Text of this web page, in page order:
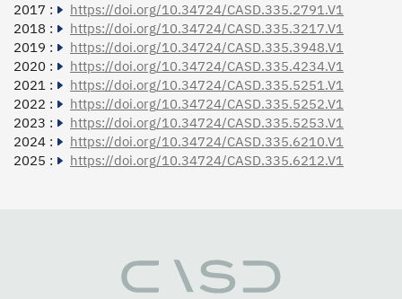
2017 :
https://doi.org/10.34724/CASD.335.2791.V1
2018 :
https://doi.org/10.34724/CASD.335.3217.V1
2019 :
https://doi.org/10.34724/CASD.335.3948.V1
2020 :
https://doi.org/10.34724/CASD.335.4234.V1
2021 :
https://doi.org/10.34724/CASD.335.5251.V1
2022 :
https://doi.org/10.34724/CASD.335.5252.V1
2023 :
https://doi.org/10.34724/CASD.335.5253.V1
2024 :
https://doi.org/10.34724/CASD.335.6210.V1
2025 :
https://doi.org/10.34724/CASD.335.6212.V1